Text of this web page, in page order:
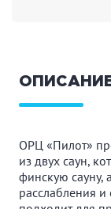
ОРЦ «Пилот»
из двух саун,
финскую сауну,
расслабления